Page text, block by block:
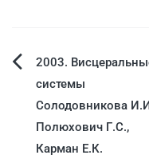
2003.
системы
Солодовникова
Полюхович Г.С.,
Карман Е.К.